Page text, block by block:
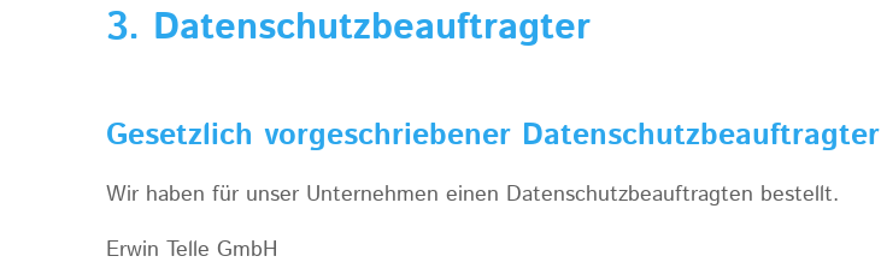
3. Datenschutzbeauftragter
Gesetzlich vorgeschriebener Datenschutzbeauftragter
Wir haben für unser Unternehmen einen Datenschutzbeauftragten bestellt.
Erwin Telle GmbH